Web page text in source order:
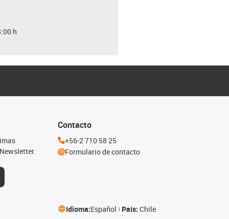
h
Contacto
+56-2 710 58 25
Formulario de contacto
Idioma:Español País: Chile